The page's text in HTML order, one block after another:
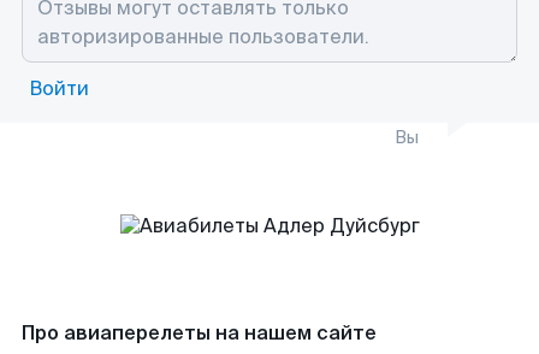
Войти
Вы
Про авиаперелеты на нашем сайте